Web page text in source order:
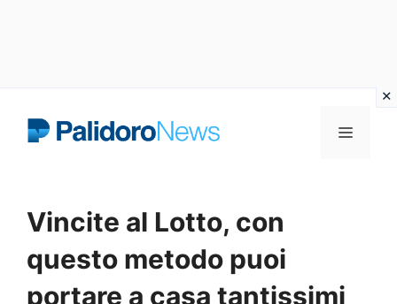
Menu
Vincite al Lotto, con
questo metodo puoi
portare a casa tantissimi